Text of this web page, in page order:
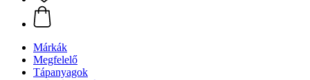
Márkák
Megfelelő
Tápanyagok